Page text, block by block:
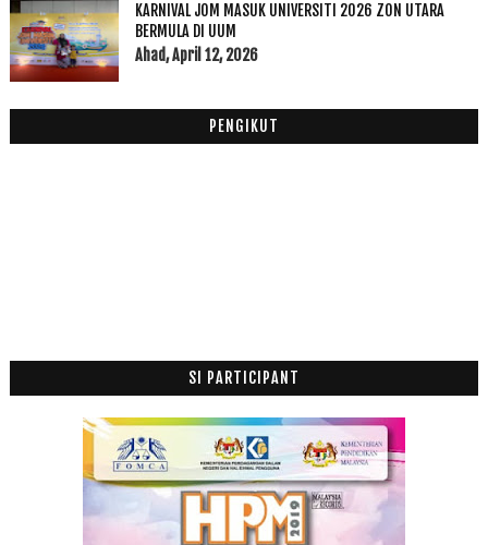
Ready For Dinner Tonight?
Ubat, Supplement Sifatnya Lemah Tiada Daya Untuk M...
Sukarelawan Nestlé Ceriakan Kanak-Kanak Autistik
Digital Media Interpreneur Award Cungkil Kreativit...
(199)
(174)
(199)
KARNIVAL JOM MASUK UNIVERSITI 2026 ZON UTARA
BERMULA DI UUM
Ahad, April 12, 2026
PENGIKUT
SI PARTICIPANT